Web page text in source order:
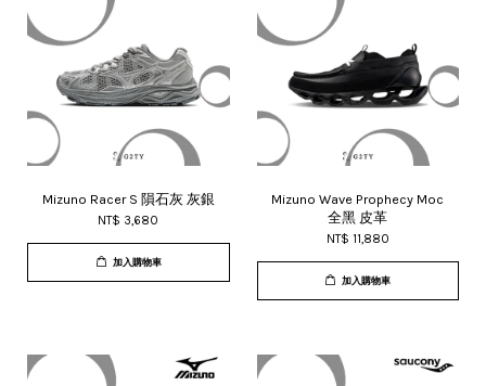
Mizuno Racer S 隕石灰 灰銀
NT$ 3,680
加入購物車
Mizuno Wave Prophecy Moc
全黑 皮革
NT$ 11,880
加入購物車